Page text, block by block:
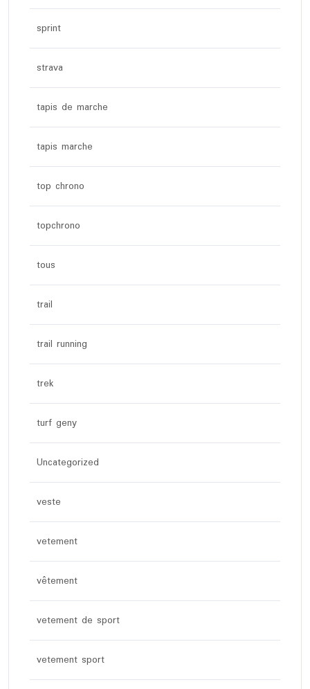
sprint
strava
tapis de marche
tapis marche
top chrono
topchrono
tous
trail
trail running
trek
turf geny
Uncategorized
veste
vetement
vêtement
vetement de sport
vetement sport